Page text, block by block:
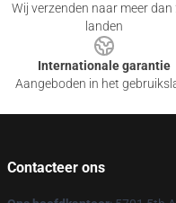
Wij verzenden naar meer dan
landen
Internationale garantie
Aangeboden in het
Contacteer ons